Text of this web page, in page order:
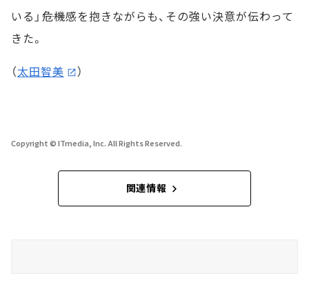
いる」――危機感を抱きながらも、その強い決意が伝わって
きた。
（太田智美 ）
Copyright © ITmedia, Inc. All Rights Reserved.
関連情報